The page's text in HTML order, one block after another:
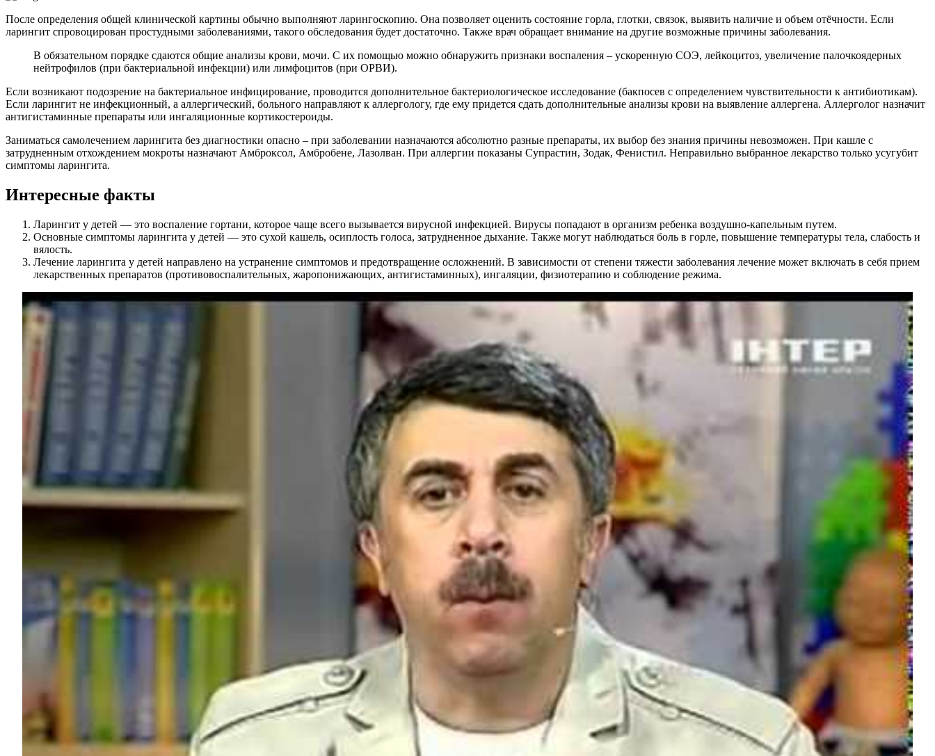
После определения общей клинической картины обычно выполняют ларингоскопию. Она позволяет оценить состояние горла, глотки, связок, выявить наличие и объем отёчности. Если
ларингит спровоцирован простудными заболеваниями, такого обследования будет достаточно. Также врач обращает внимание на другие возможные причины заболевания.
В обязательном порядке сдаются общие анализы крови, мочи. С их помощью можно обнаружить признаки воспаления – ускоренную СОЭ, лейкоцитоз, увеличение палочкоядерных
нейтрофилов (при бактериальной инфекции) или лимфоцитов (при ОРВИ).
Если возникают подозрение на бактериальное инфицирование, проводится дополнительное бактериологическое исследование (бакпосев с определением чувствительности к антибиотикам).
Если ларингит не инфекционный, а аллергический, больного направляют к аллергологу, где ему придется сдать дополнительные анализы крови на выявление аллергена. Аллерголог назначит
антигистаминные препараты или ингаляционные кортикостероиды.
Заниматься самолечением ларингита без диагностики опасно – при заболевании назначаются абсолютно разные препараты, их выбор без знания причины невозможен. При кашле с
затрудненным отхождением мокроты назначают Амброксол, Амбробене, Лазолван. При аллергии показаны Супрастин, Зодак, Фенистил. Неправильно выбранное лекарство только усугубит
симптомы ларингита.
Интересные факты
Ларингит у детей — это воспаление гортани, которое чаще всего вызывается вирусной инфекцией. Вирусы попадают в организм ребенка воздушно-капельным путем.
Основные симптомы ларингита у детей — это сухой кашель, осиплость голоса, затрудненное дыхание. Также могут наблюдаться боль в горле, повышение температуры тела, слабость и
вялость.
Лечение ларингита у детей направлено на устранение симптомов и предотвращение осложнений. В зависимости от степени тяжести заболевания лечение может включать в себя прием
лекарственных препаратов (противовоспалительных, жаропонижающих, антигистаминных), ингаляции, физиотерапию и соблюдение режима.